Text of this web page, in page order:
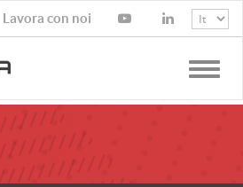
Lavora con noi
Toggle